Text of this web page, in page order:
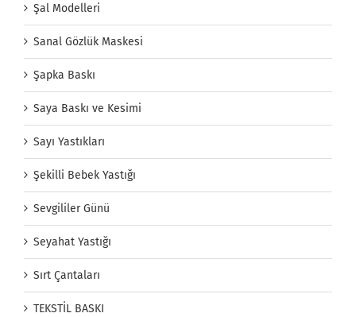
Şal Modelleri
Sanal Gözlük Maskesi
Şapka Baskı
Saya Baskı ve Kesimi
Sayı Yastıkları
Şekilli Bebek Yastığı
Sevgililer Günü
Seyahat Yastığı
Sırt Çantaları
TEKSTİL BASKI